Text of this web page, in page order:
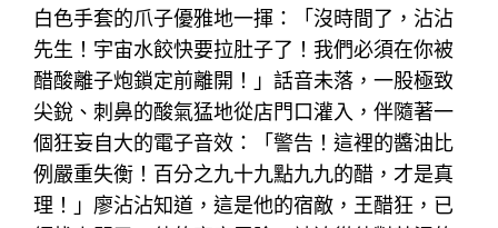
白色手套的爪子優雅地一揮：「沒時間了，沾沾
先生！宇宙水餃快要拉肚子了！我們必須在你被
醋酸離子炮鎖定前離開！」話音未落，一股極致
尖銳、刺鼻的酸氣猛地從店門口灌入，伴隨著一
個狂妄自大的電子音效：「警告！這裡的醬油比
例嚴重失衡！百分之九十九點九九的醋，才是真
理！」廖沾沾知道，這是他的宿敵，王醋狂，已